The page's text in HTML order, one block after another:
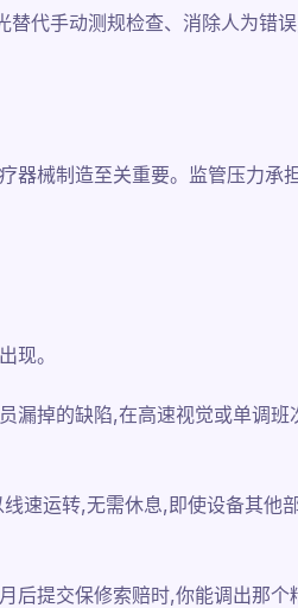
代手动测规检查、消除人为错
器械制造至关重要。监管压力承
现。
漏掉的缺陷,在高速视觉或单调班
速运转,无需休息,即使设备其他
提交保修索赔时,你能调出那个